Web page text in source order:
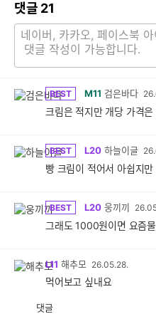
댓글 21
BEST M11 검은바다
크림은 적지만 개당 가격
BEST L20 하늘이글
빵 크림이 적어서 아쉽지
BEST L20 웅끼끼
그래도 1000원이면 요즘
L11 해추모 26.05.28.
먹어보고 싶내요
댓글